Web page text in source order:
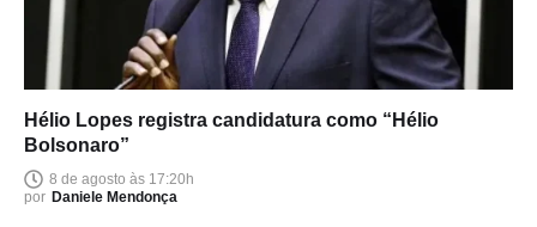
Hélio Lopes registra candidatura como “Hélio
Bolsonaro”
8 de agosto às 17:20h
por Daniele Mendonça